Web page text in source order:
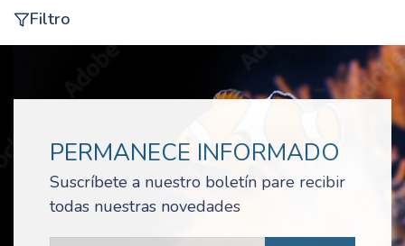
Filtro
PERMANECE INFORMADO
Suscríbete a nuestro boletín pare recibir
todas nuestras novedades